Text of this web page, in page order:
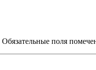
Обязательные поля